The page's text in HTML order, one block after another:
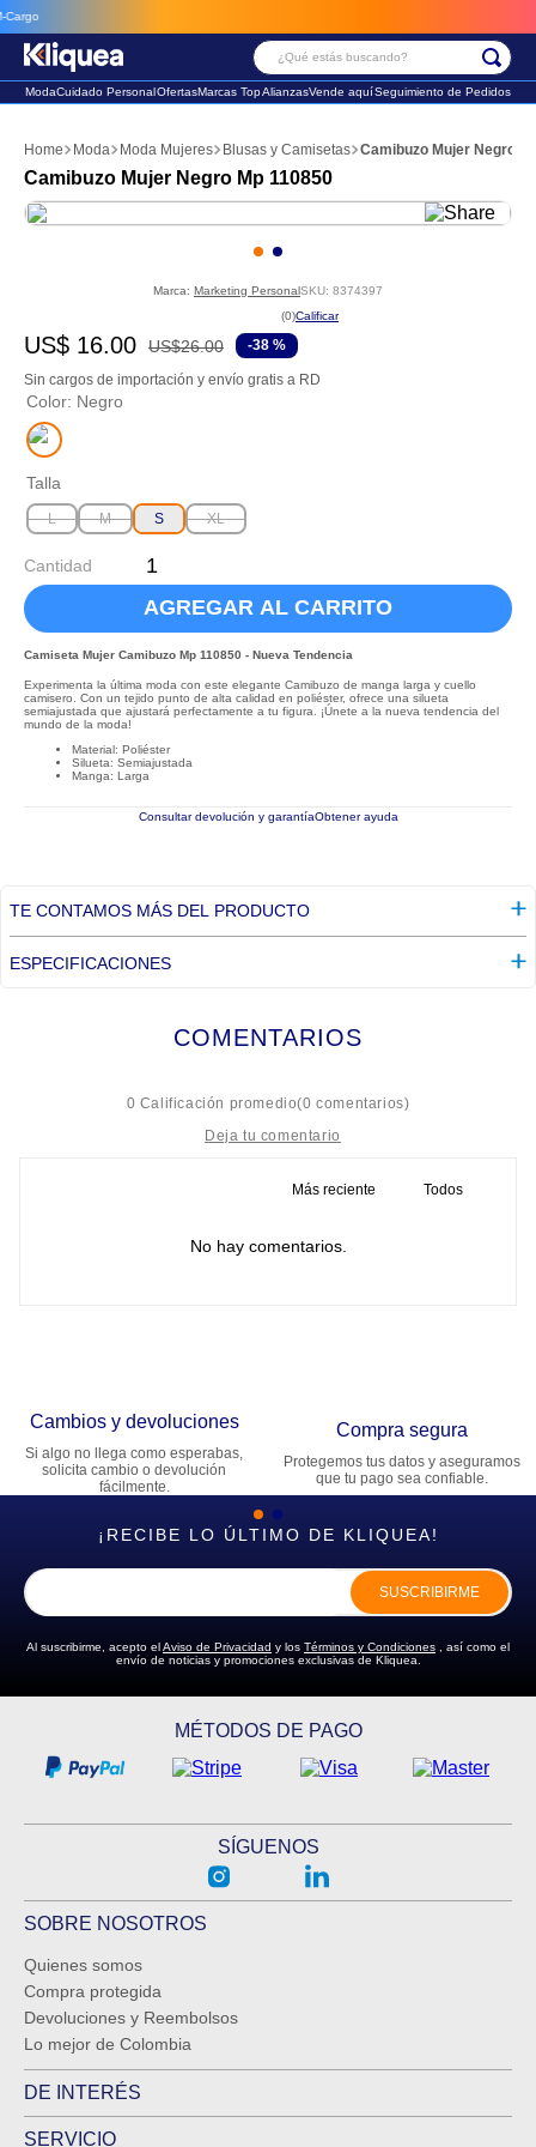
¿Qué estás buscando?
ModaCuidado PersonalOfertasMarcas TopAlianzasVende aquíSeguimiento de Pedidos
Moda Moda Mujeres Blusas y Camisetas Camibuzo Mujer Negro
Camibuzo Mujer Negro Mp 110850
Marca: Marketing PersonalSKU: 8374397
☆
(0)
US$ 16.00 US$26.00 -38 %
Sin cargos de importación y envío gratis a RD
Color: Negro
Talla
L M S XL
Cantidad
AGREGAR AL CARRITO
Camiseta Mujer Camibuzo Mp 110850 - Nueva Tendencia
Experimenta la última moda con este elegante Camibuzo de manga larga y cuello
camisero. Con un tejido punto de alta calidad en poliéster, ofrece una silueta
semiajustada que ajustará perfectamente a tu figura. ¡Únete a la nueva tendencia del
mundo de la moda!
Material: Poliéster
Silueta: Semiajustada
Manga: Larga
Consultar devolución y garantíaObtener ayuda
TE CONTAMOS MÁS DEL PRODUCTO
ESPECIFICACIONES
COMENTARIOS
0 Calificación promedio(0 comentarios)
Dirección de email
ENVIAR COMENTARIO
Más reciente Todos
No hay comentarios.
Cambios y devoluciones
Si algo no llega como esperabas,
solicita cambio o devolución
fácilmente.
Compra segura
Protegemos tus datos y aseguramos
que tu pago sea confiable.
¡RECIBE LO ÚLTIMO DE KLIQUEA!
SUSCRIBIRME
Al suscribirme, acepto elAviso de Privacidad y los Términos y Condiciones , así como el
envío de noticias y promociones exclusivas de Kliquea.
MÉTODOS DE PAGO
SÍGUENOS
SOBRE NOSOTROS
Quienes somos
Compra protegida
Devoluciones y Reembolsos
Lo mejor de Colombia
DE INTERÉS
SERVICIO
2. sandalia